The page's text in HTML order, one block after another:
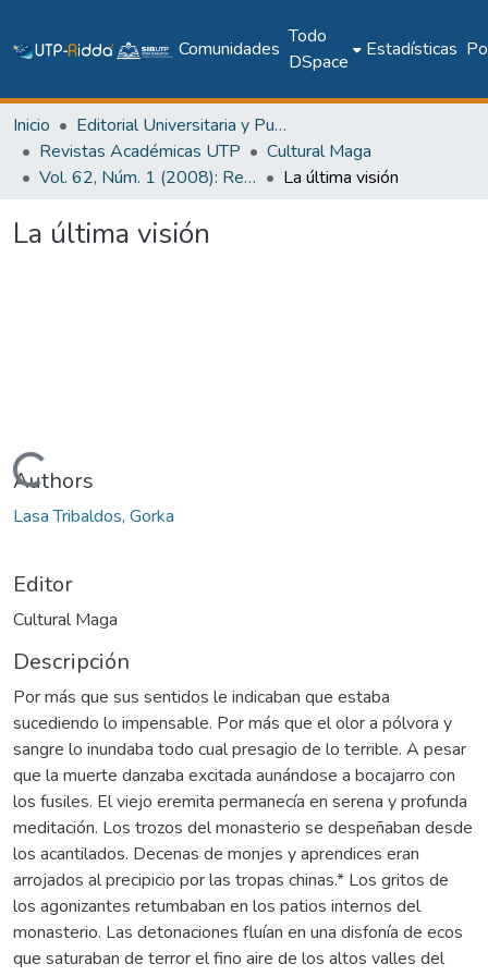
Comunidades
Todo
DSpace
Estadísticas
Inicio
Editorial Universitaria y Publicaciones Seriadas
Revistas Académicas UTP
Cultural Maga
Vol. 62, Núm. 1 (2008): Revista Maga
La última visión
La última visión
Cargando...
Authors
Lasa Tribaldos, Gorka
Editor
Cultural Maga
Descripción
Por más que sus sentidos le indicaban que estaba
sucediendo lo impensable. Por más que el olor a pólvora y
sangre lo inundaba todo cual presagio de lo terrible. A pesar
que la muerte danzaba excitada aunándose a bocajarro con
los fusiles. El viejo eremita permanecía en serena y profunda
meditación. Los trozos del monasterio se despeñaban desde
los acantilados. Decenas de monjes y aprendices eran
arrojados al precipicio por las tropas chinas.* Los gritos de
los agonizantes retumbaban en los patios internos del
monasterio. Las detonaciones fluían en una disfonía de ecos
que saturaban de terror el fino aire de los altos valles del